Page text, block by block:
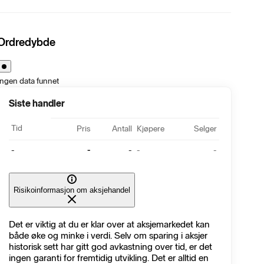
data funnet
Siste handler
Tid Pris Antall Kjøpere Selger
- - - - -
Risikoinformasjon om aksjehandel
Det er viktig at du er klar over at aksjemarkedet kan
både øke og minke i verdi. Selv om sparing i aksjer
historisk sett har gitt god avkastning over tid, er det
ingen garanti for fremtidig utvikling. Det er alltid en